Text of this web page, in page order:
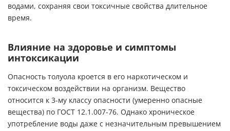
водами, сохраняя свои токсичные свойства длительное
время.
Влияние на здоровье и симптомы
интоксикации
Опасность толуола кроется в его наркотическом и
токсическом воздействии на организм. Вещество
относится к 3-му классу опасности (умеренно опасные
вещества) по ГОСТ 12.1.007-76. Однако хроническое
употребление воды даже с незначительным превышением